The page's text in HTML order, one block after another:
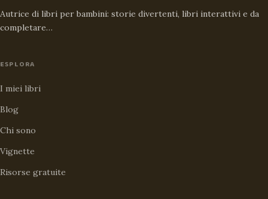
Autrice di libri per bambini: storie divertenti, libri interattivi e da
completare…
ESPLORA
I miei libri
Blog
Chi sono
Vignette
Risorse gratuite